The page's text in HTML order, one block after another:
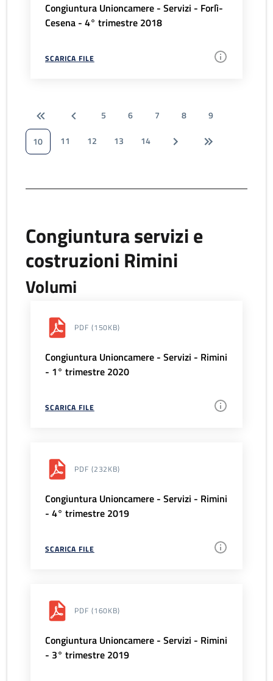
Congiuntura Unioncamere - Servizi - Forlì-
Cesena - 4° trimestre 2018
SCARICA FILE
5 6 7 8
9
10
11 12 13 14
Congiuntura servizi e
costruzioni Rimini
Volumi
PDF (150KB)
Congiuntura Unioncamere - Servizi - Rimini
- 1° trimestre 2020
SCARICA FILE
PDF (232KB)
Congiuntura Unioncamere - Servizi - Rimini
- 4° trimestre 2019
SCARICA FILE
PDF (160KB)
Congiuntura Unioncamere - Servizi - Rimini
- 3° trimestre 2019